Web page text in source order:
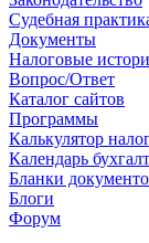
Судебная
Документы
Налоговые
Вопрос/Ответ
Каталог сайтов
Программы
Калькулятор
Календарь
Бланки
Блоги
Форум